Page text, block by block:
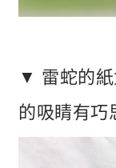
▼ 雷蛇的
的吸睛有巧